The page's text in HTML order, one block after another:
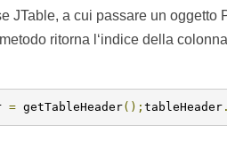
JTable, a cui passare un
ritorna l‘indice della
= getTableHeader(); tableHeader .